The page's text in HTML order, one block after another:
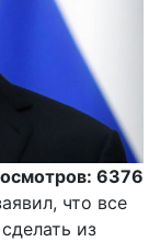
6376
что все
из